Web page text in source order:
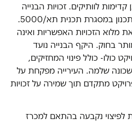
לוותיקים. זכויות הבנייה
נקבעו על‑ידי מוסדות התכנון במסגרת תכנית תא/5000.
הזכויות האפשריות ואינה
בחוק. היקף הבנייה נועד
כולו- כולל פינוי המחזיקים,
שלמה. העירייה מפקחת על
מתקדם תוך שמירה על זכויות
לפיצוי נקבעה בהתאם למכרז